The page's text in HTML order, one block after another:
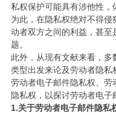
私权保护可能具有涉他性，
为此，在隐私权绝对不得
动者双方之间的利益，甚
题。
此外，从现有文献来看，
类型出发来论及劳动者隐
劳动者电子邮件隐私权、劳
隐私权，以探讨劳动者电子
1.关于劳动者电子邮件隐私